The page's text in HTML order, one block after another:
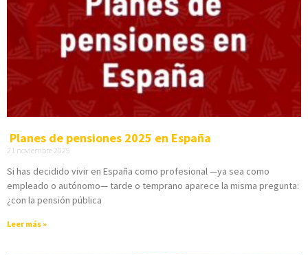
Planes de pensiones 2025 en España
21 noviembre 2025
Si has decidido vivir en España como profesional —ya sea como
empleado o autónomo— tarde o temprano aparece la misma pregunta:
¿con la pensión pública
Leer más »